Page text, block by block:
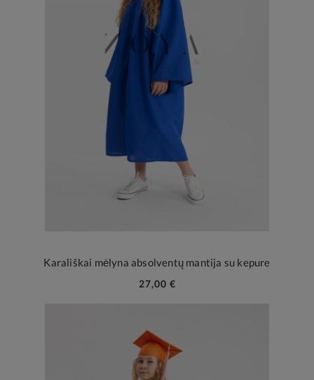
Karališkai mėlyna absolventų mantija su kepure
27,00 €